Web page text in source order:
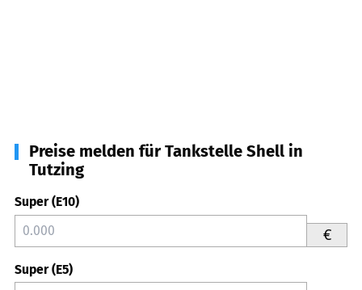
Preise melden für Tankstelle Shell in
Tutzing
Super (E10)
€
Super (E5)